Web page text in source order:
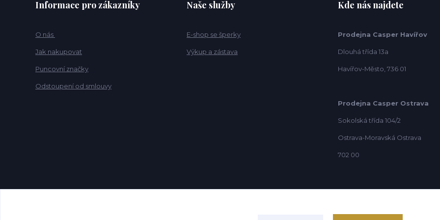
Informace pro zákazníky
O nás
Jak nakupovat
Puncovní značky
Odstoupení od smlouvy
Naše služby
E-shop se šperky
Výkup a zástava
Kde nás najdete
Prodejna Casper Havířov
Dlouhá třída 13a
Havířov-Město, 736 01
Prodejna Casper Ostrava
Sokolská třída 104/2
Ostrava-Moravská Ostrava
702 00